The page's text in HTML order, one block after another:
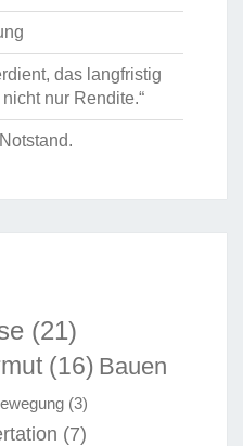
das langfristig
nur Rendite.“
(21)
(16) Bauen
(3)
(7)